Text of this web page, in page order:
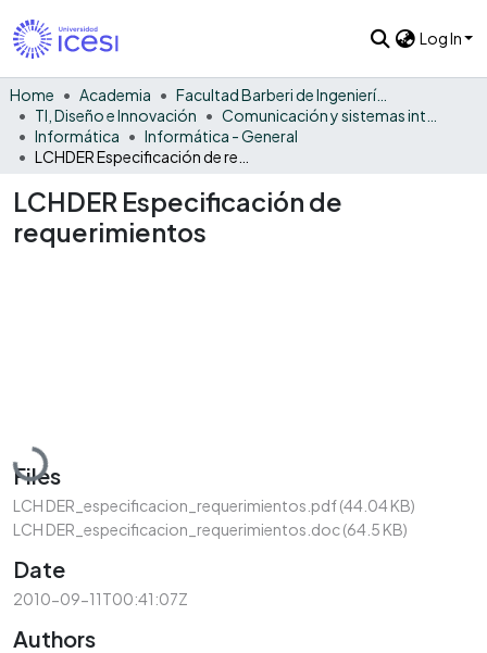
Log In
Home Academia
Facultad Barberi de Ingeniería, Diseño y Ciencias Aplicadas
TI, Diseño e Innovación
Informática
Informática - General
LCHDER Especificación de
requerimientos
Loading...
Files
LCH DER_especificacion_requerimientos.pdf(44.04 KB)
LCH DER_especificacion_requerimientos.doc(64.5 KB)
Date
2010-09-11T00:41:07Z
Authors